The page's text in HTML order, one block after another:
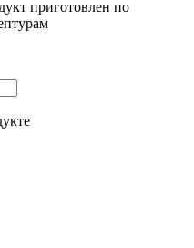
приготовлен по